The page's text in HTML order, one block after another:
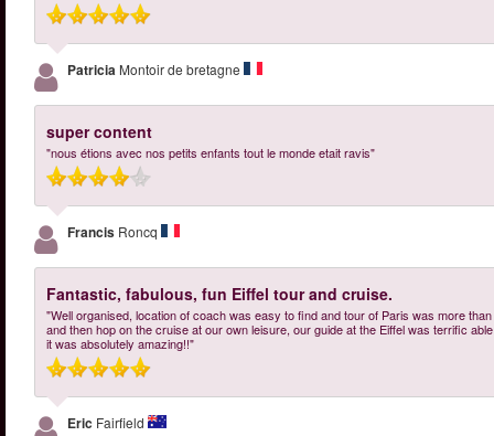
Patricia Montoir de bretagne
super content
"nous étions avec nos petits enfants tout le monde etait ravis"
Francis Roncq
Fantastic, fabulous, fun Eiffel tour and cruise.
"Well organised, location of coach was easy to find and tour of Paris was more
and then hop on the cruise at our own leisure, our guide at the Eiffel was terrific
it was absolutely amazing!!"
Eric Fairfield